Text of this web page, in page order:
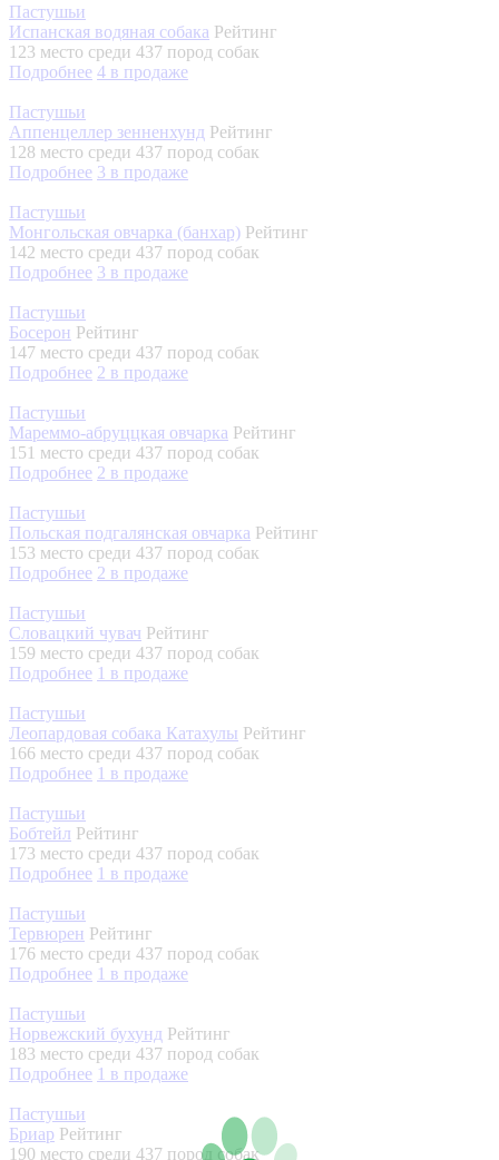
Пастушьи
Испанская водяная собака Рейтинг
123 место среди 437 пород собак
Подробнее 4 в продаже
Пастушьи
Аппенцеллер зенненхунд Рейтинг
128 место среди 437 пород собак
Подробнее 3 в продаже
Пастушьи
Монгольская овчарка (банхар) Рейтинг
142 место среди 437 пород собак
Подробнее 3 в продаже
Пастушьи
Босерон Рейтинг
147 место среди 437 пород собак
Подробнее 2 в продаже
Пастушьи
Мареммо-абруццкая овчарка Рейтинг
151 место среди 437 пород собак
Подробнее 2 в продаже
Пастушьи
Польская подгалянская овчарка Рейтинг
153 место среди 437 пород собак
Подробнее 2 в продаже
Пастушьи
Словацкий чувач Рейтинг
159 место среди 437 пород собак
Подробнее 1 в продаже
Пастушьи
Леопардовая собака Катахулы Рейтинг
166 место среди 437 пород собак
Подробнее 1 в продаже
Пастушьи
Бобтейл Рейтинг
173 место среди 437 пород собак
Подробнее 1 в продаже
Пастушьи
Тервюрен Рейтинг
176 место среди 437 пород собак
Подробнее 1 в продаже
Пастушьи
Норвежский бухунд Рейтинг
183 место среди 437 пород собак
Подробнее 1 в продаже
Пастушьи
Бриар Рейтинг
190 место среди 437 пород собак